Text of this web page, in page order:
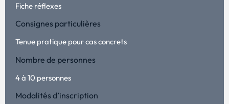
Fiche réflexes
Consignes particulières
Tenue pratique pour cas concrets
Nombre de personnes
4 à 10 personnes
Modalités d’inscription